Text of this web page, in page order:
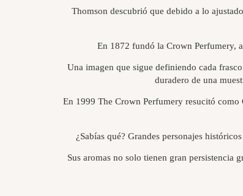
Thomson descubrió que debido a lo
En 1872 fundó la Crown Perfumery,
Una imagen que sigue definiendo cada
duradero de una
En 1999 The Crown Perfumery resucitó
¿Sabías qué? Grandes personajes
Sus aromas no solo tienen gran persistencia